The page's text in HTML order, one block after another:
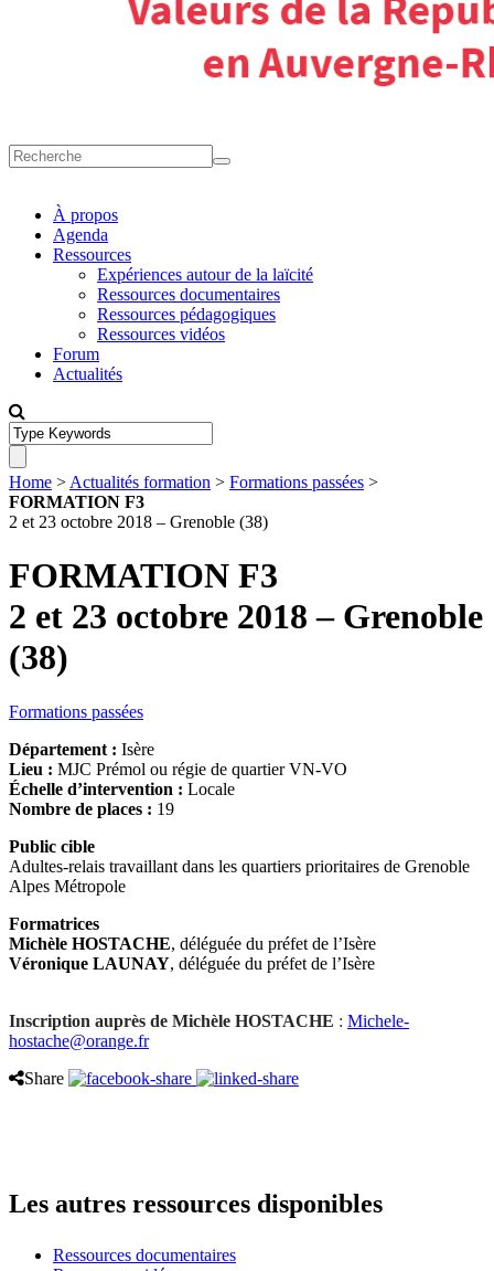
À propos
Agenda
Ressources
Expériences autour de la laïcité
Ressources documentaires
Ressources pédagogiques
Ressources vidéos
Forum
Actualités
Home > Actualités formation > Formations passées >
FORMATION F3
2 et 23 octobre 2018 – Grenoble (38)
FORMATION F3
2 et 23 octobre 2018 – Grenoble
(38)
Formations passées
Département : Isère
Lieu : MJC Prémol ou régie de quartier VN-VO
Échelle d’intervention : Locale
Nombre de places : 19
Public cible
Adultes-relais travaillant dans les quartiers prioritaires de Grenoble
Alpes Métropole
Formatrices
Michèle HOSTACHE, déléguée du préfet de l’Isère
Véronique LAUNAY, déléguée du préfet de l’Isère
Inscription auprès de Michèle HOSTACHE : Michele-
hostache@orange.fr
Share
Les autres ressources disponibles
Ressources documentaires